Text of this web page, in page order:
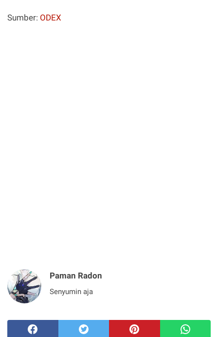
Sumber: ODEX
Paman Radon
Senyumin aja